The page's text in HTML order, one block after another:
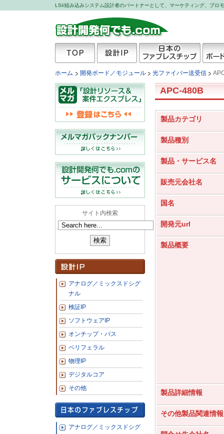
LSI/組み込みシステム設計者のパートナーとして、マーケティング、プロ
設計開発何でも.com
ホーム 開発ボード／モジュール 光ファイバー送受信
APC-480B
製品カテゴリ
製品種別
製品・サービス名
販売元会社名
国名
開発元url
製品概要
製品詳細情報
その他製品関連情報
サイト内検索
アナログ／ミックスドシグ
ナル
検証IP
ソフトウェアIP
オンチップ・バス
ペリフェラル
物理IP
デジタルコア
その他
アナログ／ミックスドシグ